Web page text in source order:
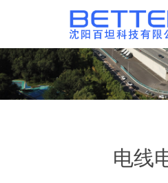
电线